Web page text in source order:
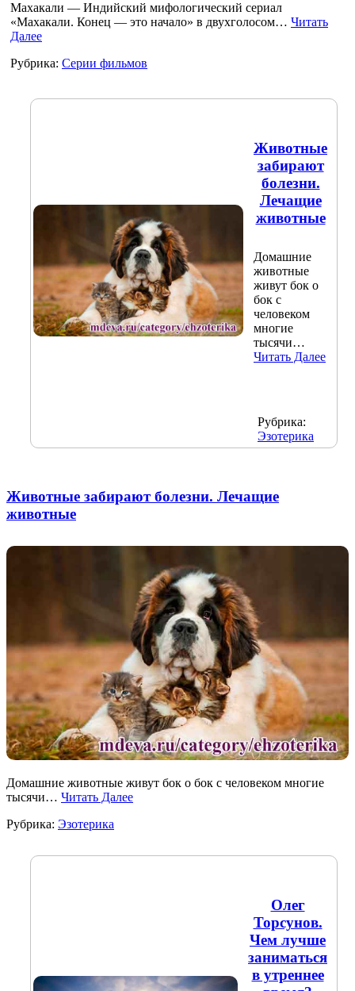
Махакали — Индийский мифологический сериал
«Махакали. Конец — это начало» в двухголосом… Читать
Далее
Рубрика: Серии фильмов
Животные
забирают
болезни.
Лечащие
животные
Домашние
животные
живут бок о
бок с
человеком
многие
тысячи…
Читать Далее
Рубрика:
Эзотерика
Животные забирают болезни. Лечащие
животные
Домашние животные живут бок о бок с человеком многие
тысячи… Читать Далее
Рубрика: Эзотерика
Олег
Торсунов.
Чем лучше
заниматься
в утреннее